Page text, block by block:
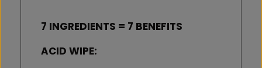
7 INGREDIENTS = 7 BENEFITS
ACID WIPE: